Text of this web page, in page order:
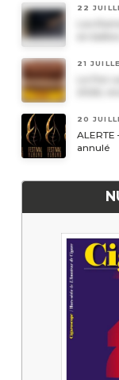
22
21
Le Por
20
annulé